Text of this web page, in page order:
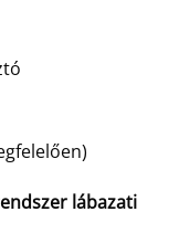
lábazati